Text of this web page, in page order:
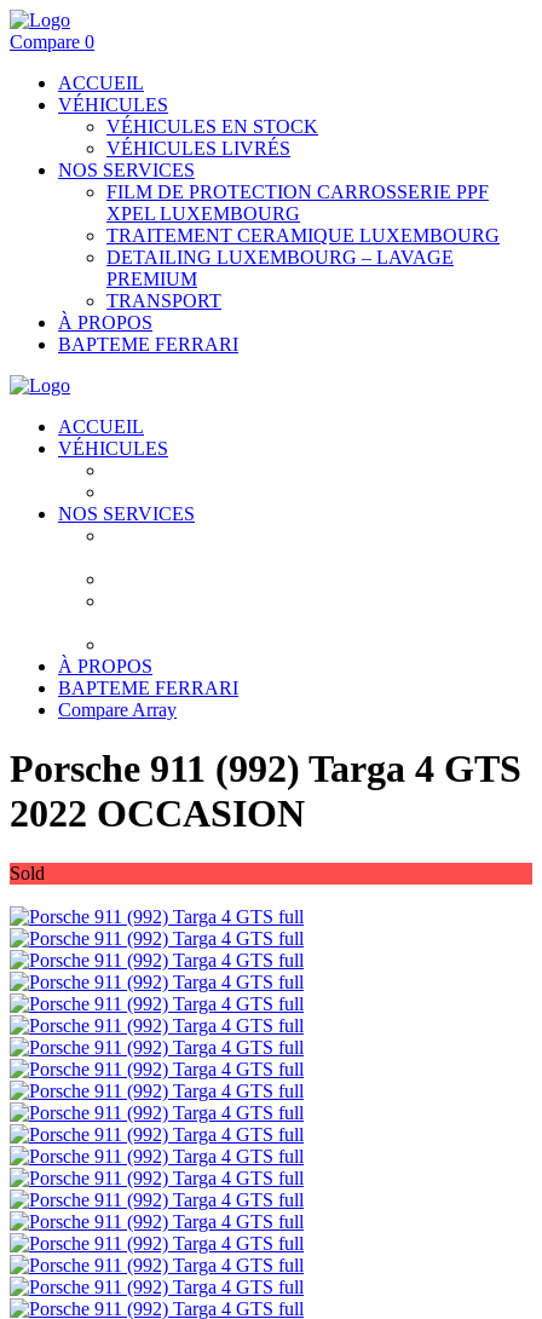
Compare 0
ACCUEIL
VÉHICULES
VÉHICULES EN STOCK
VÉHICULES LIVRÉS
NOS SERVICES
FILM DE PROTECTION CARROSSERIE PPF
XPEL LUXEMBOURG
TRAITEMENT CERAMIQUE LUXEMBOURG
DETAILING LUXEMBOURG – LAVAGE
PREMIUM
TRANSPORT
À PROPOS
BAPTEME FERRARI
ACCUEIL
VÉHICULES
NOS SERVICES
À PROPOS
BAPTEME FERRARI
Compare Array
Porsche 911 (992) Targa 4 GTS
2022 OCCASION
Sold